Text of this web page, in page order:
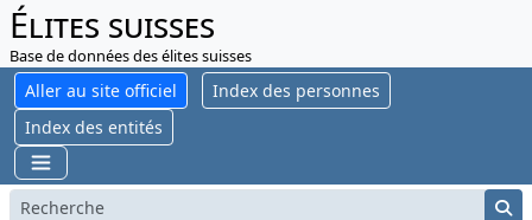
Élites suisses
Base de données des élites suisses
Aller au site officiel
Index des personnes
Index des entités